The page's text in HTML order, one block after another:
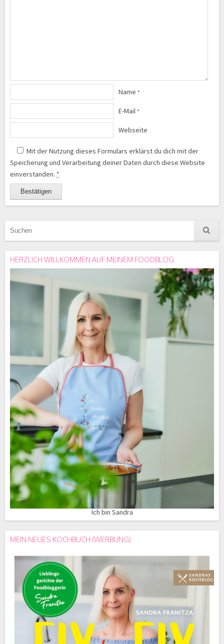
Name *
E-Mail *
Webseite
Mit der Nutzung dieses Formulars erklärst du dich mit der
Speicherung und Verarbeitung deiner Daten durch diese Website
einverstanden. *
HERZLICH WILLKOMMEN AUF MEINEM FOODBLOG
Ich bin Sandra
MEIN NEUES KOCHBUCH (WERBUNG)